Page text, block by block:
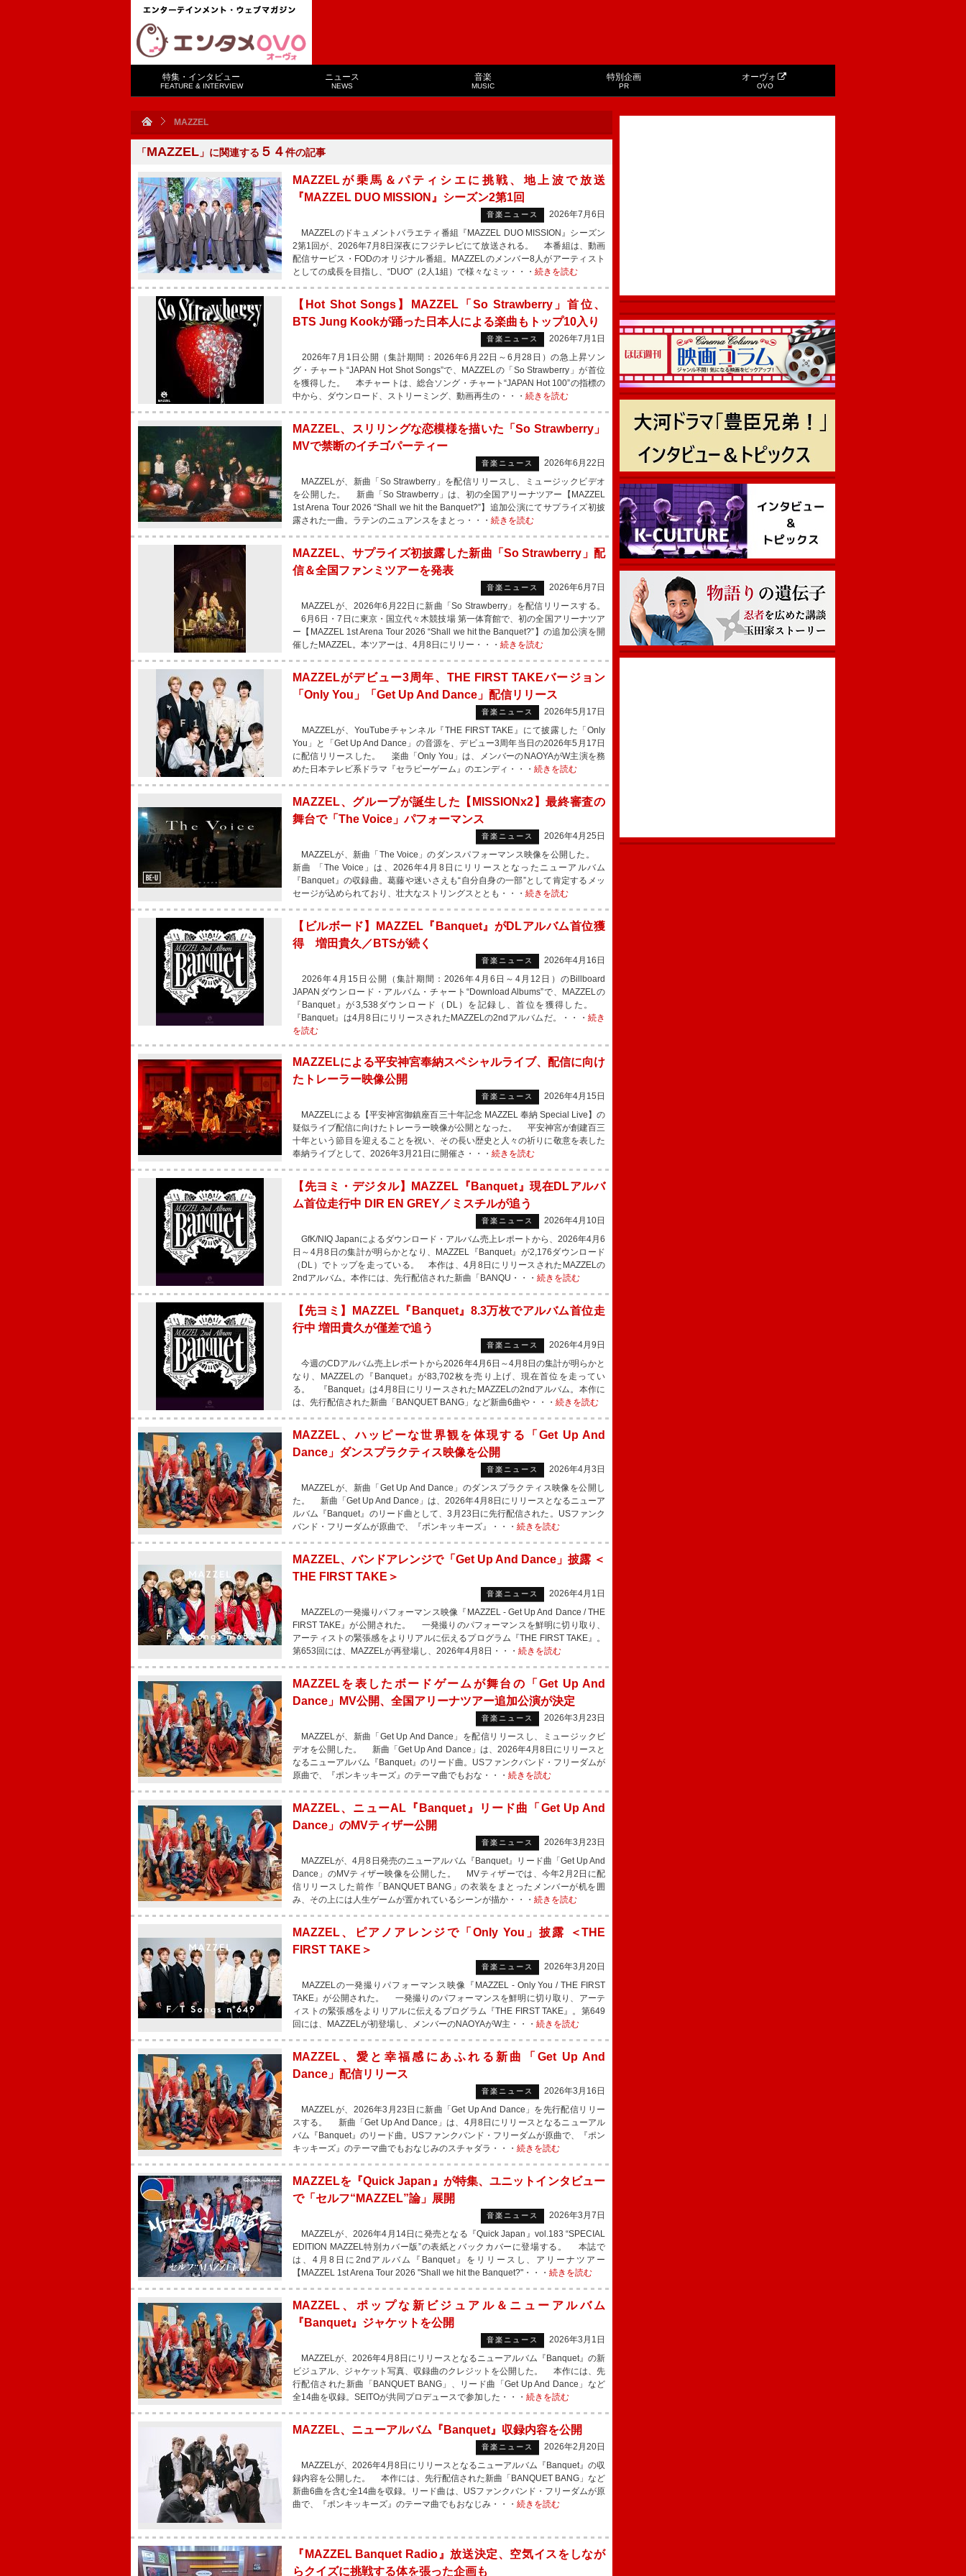
特集・インタビュー
FEATURE & INTERVIEW
ニュース
NEWS
音楽
MUSIC
特別企画
PR
オーヴォ
OVO
MAZZEL
「MAZZEL 」に関連する ５４件の記事
MAZZELが乗馬＆パティシエに挑戦、地上波で放送
『MAZZEL DUO MISSION』シーズン2第1回
音楽ニュース
2026年7月6日
MAZZELのドキュメントバラエティ番組『MAZZEL DUO MISSION』シーズン
2第1回が、2026年7月8日深夜にフジテレビにて放送される。 本番組は、動画
配信サービス・FODのオリジナル番組。MAZZELのメンバー8人がアーティスト
としての成長を目指し、“DUO”（2人1組）で様々なミッ・・・ 続きを読む
【Hot Shot Songs】MAZZEL「So Strawberry」首位、
BTS Jung Kookが踊った日本人による楽曲もトップ10入り
音楽ニュース
2026年7月1日
2026年7月1日公開（集計期間：2026年6月22日～6月28日）の急上昇ソン
グ・チャート“JAPAN Hot Shot Songs”で、MAZZELの「So Strawberry」が首位
を獲得した。 本チャートは、総合ソング・チャート“JAPAN Hot 100”の指標の
中から、ダウンロード、ストリーミング、動画再生の・・・ 続きを読む
MAZZEL、スリリングな恋模様を描いた「So Strawberry」
MVで禁断のイチゴパーティー
音楽ニュース
2026年6月22日
MAZZELが、新曲「So Strawberry」を配信リリースし、ミュージックビデオ
を公開した。 新曲「So Strawberry」は、初の全国アリーナツアー【MAZZEL
1st Arena Tour 2026 “Shall we hit the Banquet?”】追加公演にてサプライズ初披
露された一曲。ラテンのニュアンスをまとっ・・・ 続きを読む
MAZZEL、サプライズ初披露した新曲「So Strawberry」配
信＆全国ファンミツアーを発表
音楽ニュース
2026年6月7日
MAZZELが、2026年6月22日に新曲「So Strawberry」を配信リリースする。
6月6日・7日に東京・国立代々木競技場 第一体育館で、初の全国アリーナツア
ー【MAZZEL 1st Arena Tour 2026 “Shall we hit the Banquet?”】の追加公演を開
催したMAZZEL。本ツアーは、4月8日にリリー・・・ 続きを読む
MAZZELがデビュー3周年、THE FIRST TAKEバージョン
「Only You」「Get Up And Dance」配信リリース
音楽ニュース
2026年5月17日
MAZZELが、YouTubeチャンネル『THE FIRST TAKE』にて披露した「Only
You」と「Get Up And Dance」の音源を、デビュー3周年当日の2026年5月17日
に配信リリースした。 楽曲「Only You」は、メンバーのNAOYAがW主演を務
めた日本テレビ系ドラマ『セラピーゲーム』のエンディ・・・ 続きを読む
MAZZEL、グループが誕生した【MISSIONx2】最終審査の
舞台で「The Voice」パフォーマンス
音楽ニュース
2026年4月25日
MAZZELが、新曲「The Voice」のダンスパフォーマンス映像を公開した。
新曲 「The Voice」は、2026年4月8日にリリースとなったニューアルバム
『Banquet』の収録曲。葛藤や迷いさえも“自分自身の一部”として肯定するメッ
セージが込められており、壮大なストリングスととも・・・ 続きを読む
【ビルボード】MAZZEL『Banquet』がDLアルバム首位獲
得 増田貴久／BTSが続く
音楽ニュース
2026年4月16日
2026年4月15日公開（集計期間：2026年4月6日～4月12日）のBillboard
JAPANダウンロード・アルバム・チャート“Download Albums”で、MAZZELの
『Banquet』が3,538ダウンロード（DL）を記録し、首位を獲得した。
『Banquet』は4月8日にリリースされたMAZZELの2ndアルバムだ。・・・ 続き
を読む
MAZZELによる平安神宮奉納スペシャルライブ、配信に向け
たトレーラー映像公開
音楽ニュース
2026年4月15日
MAZZELによる【平安神宮御鎮座百三十年記念 MAZZEL 奉納 Special Live】の
疑似ライブ配信に向けたトレーラー映像が公開となった。 平安神宮が創建百三
十年という節目を迎えることを祝い、その長い歴史と人々の祈りに敬意を表した
奉納ライブとして、2026年3月21日に開催さ・・・ 続きを読む
【先ヨミ・デジタル】MAZZEL『Banquet』現在DLアルバ
ム首位走行中 DIR EN GREY／ミスチルが追う
音楽ニュース
2026年4月10日
GfK/NIQ Japanによるダウンロード・アルバム売上レポートから、2026年4月6
日～4月8日の集計が明らかとなり、MAZZEL『Banquet』が2,176ダウンロード
（DL）でトップを走っている。 本作は、4月8日にリリースされたMAZZELの
2ndアルバム。本作には、先行配信された新曲「BANQU・・・ 続きを読む
【先ヨミ】MAZZEL『Banquet』8.3万枚でアルバム首位走
行中 増田貴久が僅差で追う
音楽ニュース
2026年4月9日
今週のCDアルバム売上レポートから2026年4月6日～4月8日の集計が明らかと
なり、MAZZELの『Banquet』が83,702枚を売り上げ、現在首位を走ってい
る。 『Banquet』は4月8日にリリースされたMAZZELの2ndアルバム。本作に
は、先行配信された新曲「BANQUET BANG」など新曲6曲や・・・ 続きを読む
MAZZEL、ハッピーな世界観を体現する「Get Up And
Dance」ダンスプラクティス映像を公開
音楽ニュース
2026年4月3日
MAZZELが、新曲「Get Up And Dance」のダンスプラクティス映像を公開し
た。 新曲「Get Up And Dance」は、2026年4月8日にリリースとなるニューア
ルバム『Banquet』のリード曲として、3月23日に先行配信された。USファンク
バンド・フリーダムが原曲で、『ポンキッキーズ』・・・ 続きを読む
MAZZEL、バンドアレンジで「Get Up And Dance」披露 ＜
THE FIRST TAKE＞
音楽ニュース
2026年4月1日
MAZZELの一発撮りパフォーマンス映像『MAZZEL - Get Up And Dance / THE
FIRST TAKE』が公開された。 一発撮りのパフォーマンスを鮮明に切り取り、
アーティストの緊張感をよりリアルに伝えるプログラム『THE FIRST TAKE』。
第653回には、MAZZELが再登場し、2026年4月8日・・・ 続きを読む
MAZZELを表したボードゲームが舞台の「Get Up And
Dance」MV公開、全国アリーナツアー追加公演が決定
音楽ニュース
2026年3月23日
MAZZELが、新曲「Get Up And Dance」を配信リリースし、ミュージックビ
デオを公開した。 新曲「Get Up And Dance」は、2026年4月8日にリリースと
なるニューアルバム『Banquet』のリード曲。USファンクバンド・フリーダムが
原曲で、『ポンキッキーズ』のテーマ曲でもおな・・・ 続きを読む
MAZZEL、ニューAL『Banquet』リード曲「Get Up And
Dance」のMVティザー公開
音楽ニュース
2026年3月23日
MAZZELが、4月8日発売のニューアルバム『Banquet』リード曲「Get Up And
Dance」のMVティザー映像を公開した。 MVティザーでは、今年2月2日に配
信リリースした前作「BANQUET BANG」の衣装をまとったメンバーが机を囲
み、その上には人生ゲームが置かれているシーンが描か・・・ 続きを読む
MAZZEL、ピアノアレンジで「Only You」披露 ＜THE
FIRST TAKE＞
音楽ニュース
2026年3月20日
MAZZELの一発撮りパフォーマンス映像『MAZZEL - Only You / THE FIRST
TAKE』が公開された。 一発撮りのパフォーマンスを鮮明に切り取り、アーテ
ィストの緊張感をよりリアルに伝えるプログラム『THE FIRST TAKE』。第649
回には、MAZZELが初登場し、メンバーのNAOYAがW主・・・ 続きを読む
MAZZEL、愛と幸福感にあふれる新曲「Get Up And
Dance」配信リリース
音楽ニュース
2026年3月16日
MAZZELが、2026年3月23日に新曲「Get Up And Dance」を先行配信リリー
スする。 新曲「Get Up And Dance」は、4月8日にリリースとなるニューアル
バム『Banquet』のリード曲。USファンクバンド・フリーダムが原曲で、『ポン
キッキーズ』のテーマ曲でもおなじみのスチャダラ・・・ 続きを読む
MAZZELを『Quick Japan』が特集、ユニットインタビュー
で「セルフ“MAZZEL”論」展開
音楽ニュース
2026年3月7日
MAZZELが、2026年4月14日に発売となる『Quick Japan』vol.183 “SPECIAL
EDITION MAZZEL特別カバー版”の表紙とバックカバーに登場する。 本誌で
は、4月8日に2ndアルバム『Banquet』をリリースし、アリーナツアー
【MAZZEL 1st Arena Tour 2026 "Shall we hit the Banquet?"・・・ 続きを読む
MAZZEL、ポップな新ビジュアル＆ニューアルバム
『Banquet』ジャケットを公開
音楽ニュース
2026年3月1日
MAZZELが、2026年4月8日にリリースとなるニューアルバム『Banquet』の新
ビジュアル、ジャケット写真、収録曲のクレジットを公開した。 本作には、先
行配信された新曲「BANQUET BANG」、リード曲「Get Up And Dance」など
全14曲を収録。SEITOが共同プロデュースで参加した・・・ 続きを読む
MAZZEL、ニューアルバム『Banquet』収録内容を公開
音楽ニュース
2026年2月20日
MAZZELが、2026年4月8日にリリースとなるニューアルバム『Banquet』の収
録内容を公開した。 本作には、先行配信された新曲「BANQUET BANG」など
新曲6曲を含む全14曲を収録。リード曲は、USファンクバンド・フリーダムが原
曲で、『ポンキッキーズ』のテーマ曲でもおなじみ・・・ 続きを読む
『MAZZEL Banquet Radio』放送決定、空気イスをしなが
らクイズに挑戦する体を張った企画も